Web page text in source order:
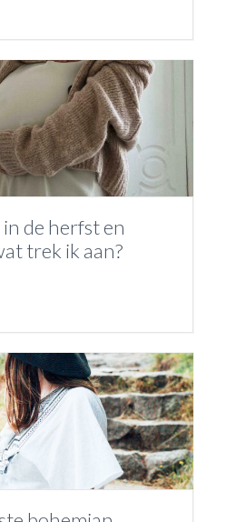
de herfst en
trek ik aan?